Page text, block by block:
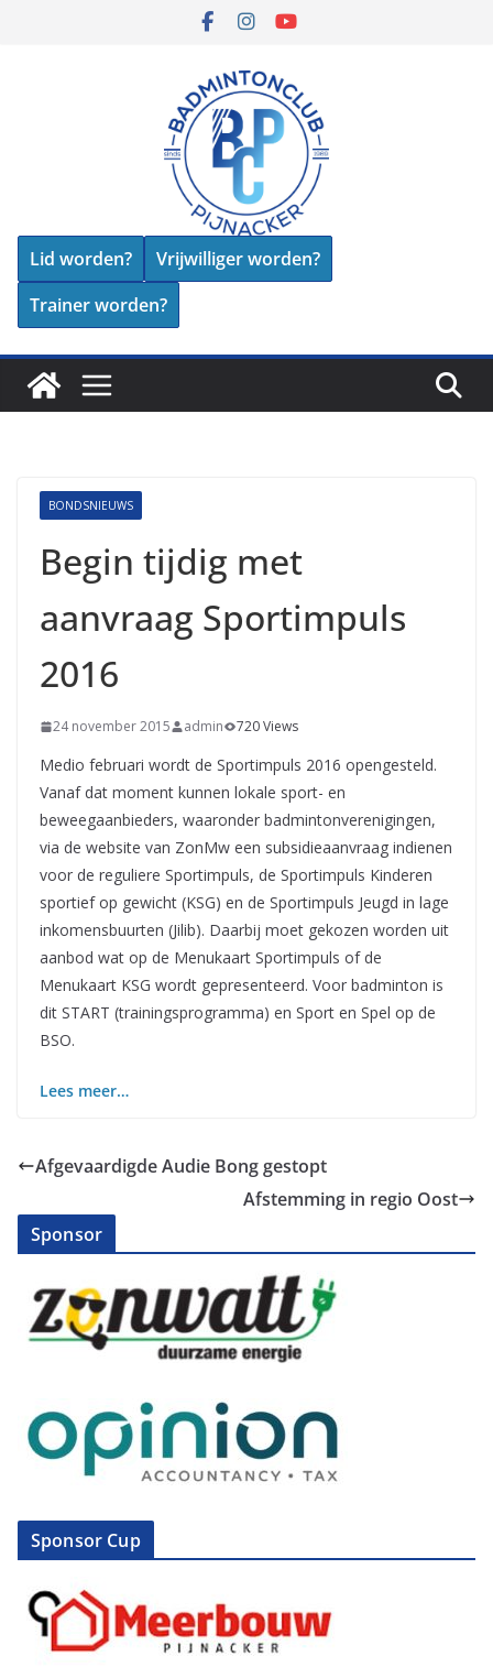
Lid worden?
Vrijwilliger worden?
Trainer worden?
BONDSNIEUWS
Begin tijdig met
aanvraag Sportimpuls
2016
24 november 2015 admin 720 Views
Medio februari wordt de Sportimpuls 2016 opengesteld.
Vanaf dat moment kunnen lokale sport- en
beweegaanbieders, waaronder badmintonverenigingen,
via de website van ZonMw een subsidieaanvraag indienen
voor de reguliere Sportimpuls, de Sportimpuls Kinderen
sportief op gewicht (KSG) en de Sportimpuls Jeugd in lage
inkomensbuurten (Jilib). Daarbij moet gekozen worden uit
aanbod wat op de Menukaart Sportimpuls of de
Menukaart KSG wordt gepresenteerd. Voor badminton is
dit START (trainingsprogramma) en Sport en Spel op de
BSO.
Lees meer…
Afgevaardigde Audie Bong gestopt
Afstemming in regio Oost
Sponsor
Sponsor Cup